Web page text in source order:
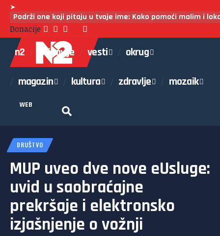
➤
Podrži one koji pitaju u tvoje ime: Kako pomoći malim i
Donacije
n2 najnovije vesti okrug
magazin kultura zdravlje mozaik
WEB
DRUŠTVO
MUP uveo dve nove eUsluge:
uvid u saobraćajne
prekršaje i elektronsko
izjašnjenje o vožnji